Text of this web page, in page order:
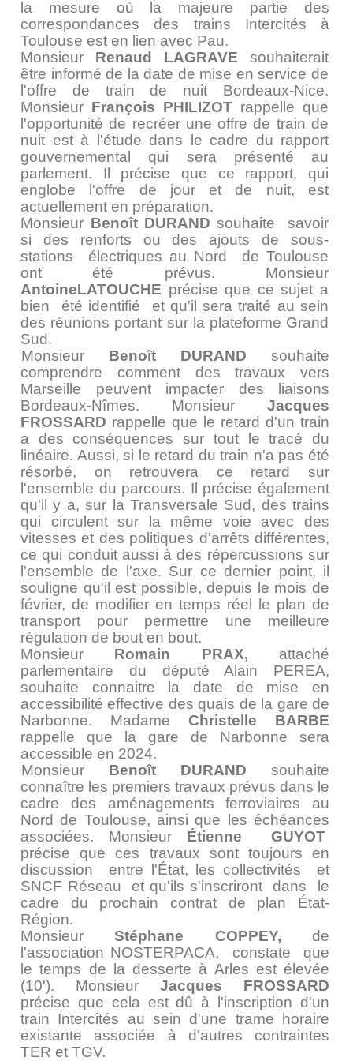
la mesure où la majeure partie des
correspondances des trains Intercités à
Toulouse est en lien avec Pau.
Monsieur Renaud LAGRAVE souhaiterait
être informé de la date de mise en service de
l'offre de train de nuit Bordeaux-Nice.
Monsieur François PHILIZOT rappelle que
l'opportunité de recréer une offre de train de
nuit est à l'étude dans le cadre du rapport
gouvernemental qui sera présenté au
parlement. Il précise que ce rapport, qui
englobe l'offre de jour et de nuit, est
actuellement en préparation.
Monsieur Benoît DURAND souhaite savoir
si des renforts ou des ajouts de sous-
stations électriques au Nord de Toulouse
ont été prévus. Monsieur
AntoineLATOUCHE précise que ce sujet a
bien été identifié et qu'il sera traité au sein
des réunions portant sur la plateforme Grand
Sud.
Monsieur Benoît DURAND souhaite
comprendre comment des travaux vers
Marseille peuvent impacter des liaisons
Bordeaux-Nîmes. Monsieur Jacques
FROSSARD rappelle que le retard d'un train
a des conséquences sur tout le tracé du
linéaire. Aussi, si le retard du train n'a pas été
résorbé, on retrouvera ce retard sur
l'ensemble du parcours. Il précise également
qu'il y a, sur la Transversale Sud, des trains
qui circulent sur la même voie avec des
vitesses et des politiques d'arrêts différentes,
ce qui conduit aussi à des répercussions sur
l'ensemble de l'axe. Sur ce dernier point, il
souligne qu'il est possible, depuis le mois de
février, de modifier en temps réel le plan de
transport pour permettre une meilleure
régulation de bout en bout.
Monsieur Romain PRAX, attaché
parlementaire du député Alain PEREA,
souhaite connaitre la date de mise en
accessibilité effective des quais de la gare de
Narbonne. Madame Christelle BARBE
rappelle que la gare de Narbonne sera
accessible en 2024.
Monsieur Benoît DURAND souhaite
connaître les premiers travaux prévus dans le
cadre des aménagements ferroviaires au
Nord de Toulouse, ainsi que les échéances
associées. Monsieur Étienne GUYOT
précise que ces travaux sont toujours en
discussion entre l'État, les collectivités et
SNCF Réseau et qu'ils s'inscriront dans le
cadre du prochain contrat de plan État-
Région.
MonsieurStéphane COPPEY,de
l'association NOSTERPACA, constate que
le temps de la desserte à Arles est élevée
(10'). Monsieur Jacques FROSSARD
précise que cela est dû à l'inscription d'un
train Intercités au sein d'une trame horaire
existante associée à d'autres contraintes
TER et TGV.